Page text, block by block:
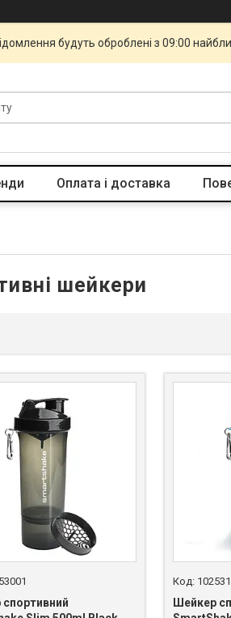
будуть оброблені з 09:00
Оплата і доставка
шейкери
Шейкер